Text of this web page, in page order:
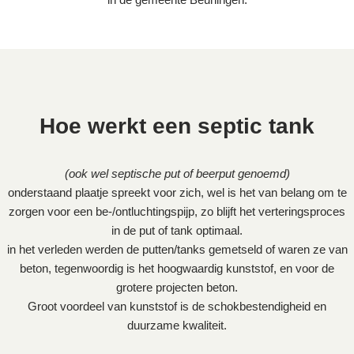
Hoe werkt een septic tank
(ook wel septische put of beerput genoemd)
onderstaand plaatje spreekt voor zich, wel is het van belang om te
zorgen voor een be-/ontluchtingspijp, zo blijft het verteringsproces
in de put of tank optimaal.
in het verleden werden de putten/tanks gemetseld of waren ze van
beton, tegenwoordig is het hoogwaardig kunststof, en voor de
grotere projecten beton.
Groot voordeel van kunststof is de schokbestendigheid en
duurzame kwaliteit.